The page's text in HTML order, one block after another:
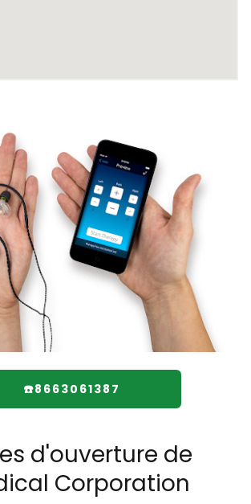
☎️8663061387
d'ouverture de
Corporation